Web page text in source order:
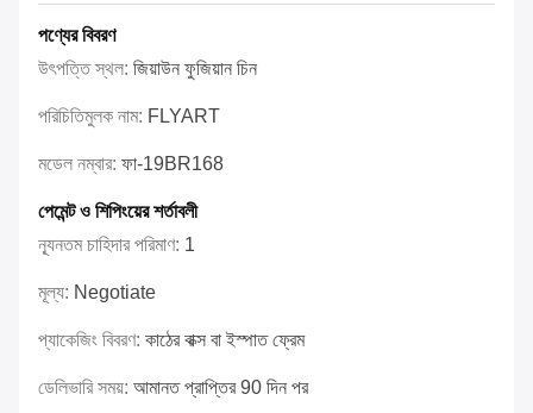
পণ্যের বিবরণ
উৎপত্তি স্থল: জিয়াউন ফুজিয়ান চিন
পরিচিতিমুলক নাম: FLYART
মডেল নম্বার: ফা-19BR168
পেমেন্ট ও শিপিংয়ের শর্তাবলী
ন্যূনতম চাহিদার পরিমাণ: 1
মূল্য: Negotiate
প্যাকেজিং বিবরণ: কাঠের বাক্স বা ইস্পাত ফ্রেম
ডেলিভারি সময়: আমানত প্রাপ্তির 90 দিন পর